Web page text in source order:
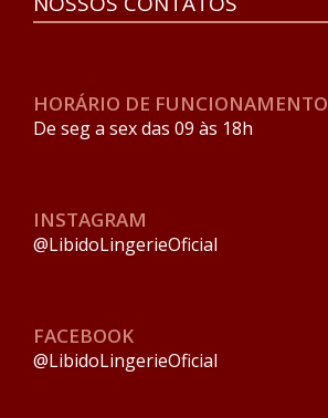
HORÁRIO DE FUNCIONAMENTO
De seg a sex das 09 às 18h
INSTAGRAM
@LibidoLingerieOficial
FACEBOOK
@LibidoLingerieOficial